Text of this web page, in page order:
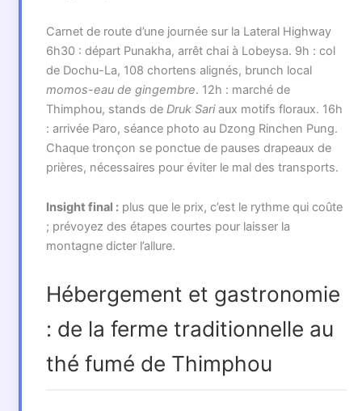
Carnet de route d’une journée sur la Lateral Highway
6h30 : départ Punakha, arrêt chai à Lobeysa. 9h : col
de Dochu-La, 108 chortens alignés, brunch local
momos-eau de gingembre. 12h : marché de
Thimphou, stands de Druk Sariaux motifs floraux. 16h
: arrivée Paro, séance photo au Dzong Rinchen Pung.
Chaque tronçon se ponctue de pauses drapeaux de
prières, nécessaires pour éviter le mal des transports.
Insight final :plus que le prix, c’est le rythme qui coûte
; prévoyez des étapes courtes pour laisser la
montagne dicter l’allure.
Hébergement et gastronomie
: de la ferme traditionnelle au
thé fumé de Thimphou